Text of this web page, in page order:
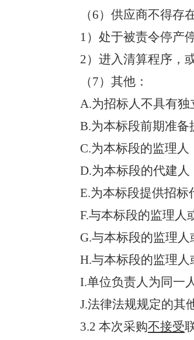
（6） 供应商不得存
1） 处于被责令停产
2） 进入清算程序，
（7） 其他：
A.为招标人不具有独
B.为本标段前期准备
C.为本标段的监理人
D.为本标段的代建人
E.为本标段提供招标
F.与本标段的监理人
G.与本标段的监理
H.与本标段的监理人
I.单位负责人为同一
J.法律法规规定的其
3.2 本次采购不接受